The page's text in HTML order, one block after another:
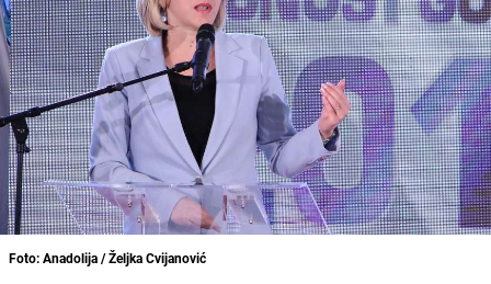
Foto: Anadolija / Željka Cvijanović